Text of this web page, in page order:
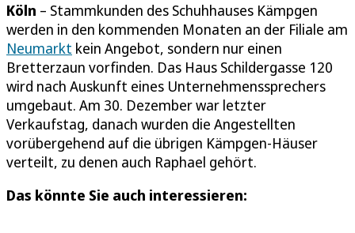
Köln – Stammkunden des Schuhhauses Kämpgen
werden in den kommenden Monaten an der Filiale am
Neumarkt kein Angebot, sondern nur einen
Bretterzaun vorfinden. Das Haus Schildergasse 120
wird nach Auskunft eines Unternehmenssprechers
umgebaut. Am 30. Dezember war letzter
Verkaufstag, danach wurden die Angestellten
vorübergehend auf die übrigen Kämpgen-Häuser
verteilt, zu denen auch Raphael gehört.
Das könnte Sie auch interessieren: